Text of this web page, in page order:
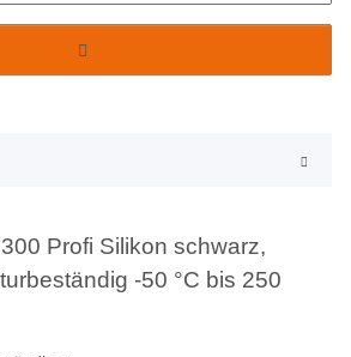
Profi Silikon schwarz,
-50 °C bis 250